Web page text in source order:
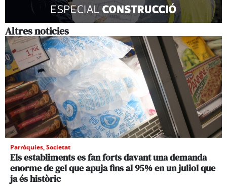
Altres noticies
Parròquies,Societat
Els establiments es fan forts davant una demanda
enorme de gel que apuja fins al 95% en un juliol que
ja és històric